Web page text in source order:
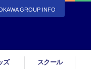
GROUP INFO
ズ スクール